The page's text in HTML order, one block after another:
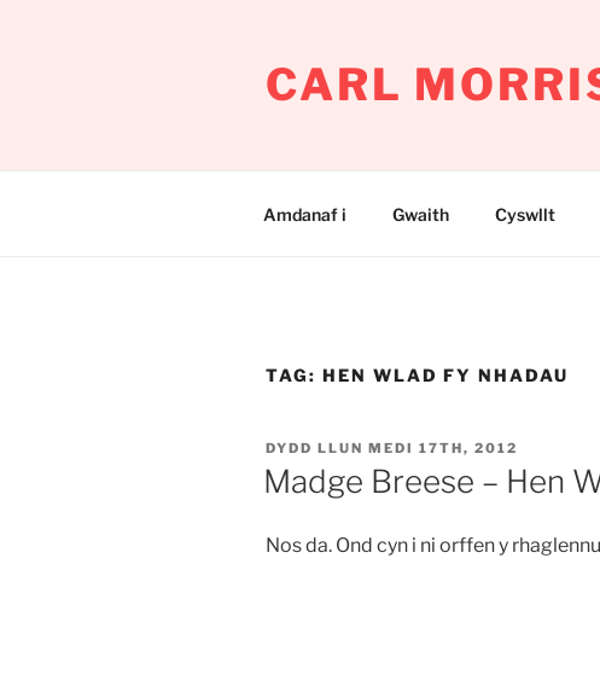
CARL
Amdanaf i Gwaith Cyswllt
TAG: HEN WLAD FY NHADAU
COFNODWYD
AR
DYDD LLUN MEDI 17TH, 2012
Madge Breese – Hen
Nos da. Ond cyn i ni orffen y